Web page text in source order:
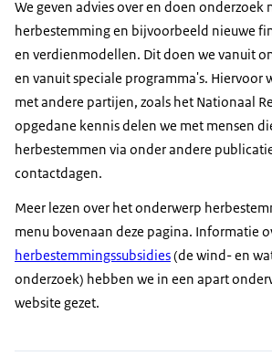
We geven advies over en doen onderzoek
herbestemming en bijvoorbeeld nieuwe
en verdienmodellen. Dit doen we vanuit
en vanuit speciale programma's. Hiervoor
met andere partijen, zoals het Nationaal
opgedane kennis delen we met mensen
herbestemmen via onder andere
contactdagen.
Meer lezen over het onderwerp
menu bovenaan deze pagina. Informatie
herbestemmingssubsidies(de wind- en
onderzoek) hebben we in een apart
website gezet.